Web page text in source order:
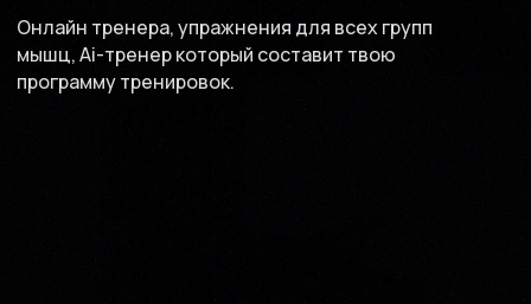
Онлайн тренера, упражнения для всех групп
мышц, Ai-тренер который составит твою
программу тренировок.